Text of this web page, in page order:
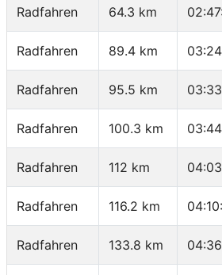
Radfahren 64.3 km
Radfahren 89.4 km
Radfahren 95.5 km
Radfahren 100.3 km
Radfahren 112 km
Radfahren 116.2 km
Radfahren 133.8 km